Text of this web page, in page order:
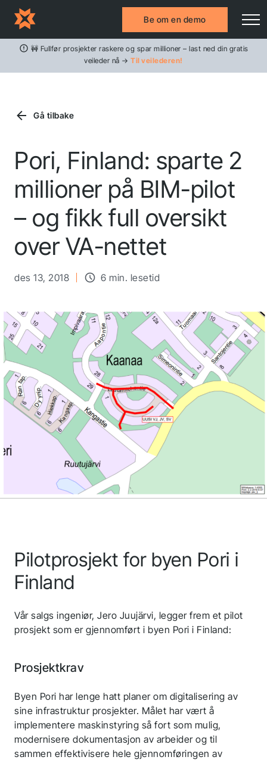
🚧 Fullfør prosjekter raskere og spar millioner – last ned din gratis
veileder nå →Til veilederen!
Be om en demo
Gå tilbake
Pori, Finland: sparte 2
millioner på BIM-pilot
– og fikk full oversikt
over VA-nettet
des 13, 2018 6 min. lesetid
Pilotprosjekt for byen Pori i
Finland
Vår salgs ingeniør, Jero Juujärvi, legger frem et pilot
prosjekt som er gjennomført i byen Pori i Finland:
Prosjektkrav
Byen Pori har lenge hatt planer om digitalisering av
sine infrastruktur prosjekter. Målet har vært å
implementere maskinstyring så fort som mulig,
modernisere dokumentasjon av arbeider og til
sammen effektivisere hele gjennomføringen av